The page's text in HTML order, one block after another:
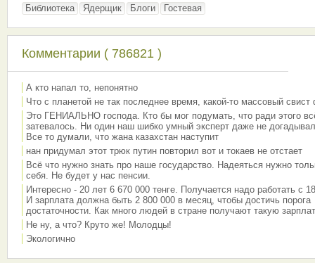
Библиотека
Ядерщик Блоги Гостевая
Комментарии ( 786821 )
А кто напал то, непонятно
Что с планетой не так последнее время, какой-то массовый свист
Это ГЕНИАЛЬНО господа. Кто бы мог подумать, что ради этого
затевалось. Ни один наш шибко умный эксперт даже не
Все то думали, что жана казахстан наступит
нан придумал этот трюк путин повторил вот и токаев не отстает
Всё что нужно знать про наше государство. Надеяться нужно
себя. Не будет у нас пенсии.
Интересно - 20 лет 6 670 000 тенге. Получается надо работать с
И зарплата должна быть 2 800 000 в месяц, чтобы достичь порога
достаточности. Как много людей в стране получают такую
Не ну, а что? Круто же! Молодцы!
Экологично